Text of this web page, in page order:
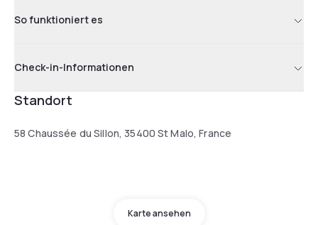
So funktioniert es
Check-in-Informationen
Standort
58 Chaussée du Sillon, 35400 St Malo, France
Karte ansehen